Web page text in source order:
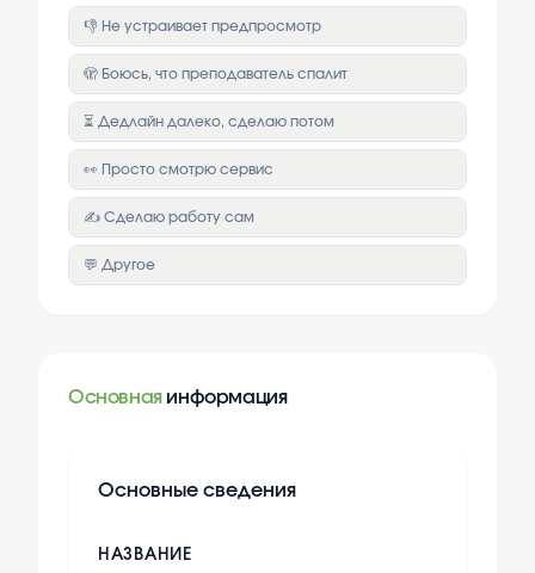
👎 Не устраивает предпросмотр
🫣 Боюсь, что преподаватель спалит
⏳ Дедлайн далеко, сделаю потом
👀 Просто смотрю сервис
✍️ Сделаю работу сам
💬 Другое
Основная информация
Основные сведения
НАЗВАНИЕ